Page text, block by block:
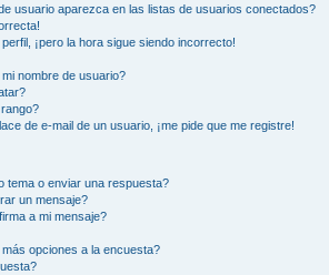
usuario aparezca en las listas de usuarios conectados?
¡pero la hora sigue siendo incorrecto!
nombre de usuario?
de e-mail de un usuario, ¡me pide que me registre!
tema o enviar una respuesta?
un mensaje?
a mi mensaje?
opciones a la encuesta?